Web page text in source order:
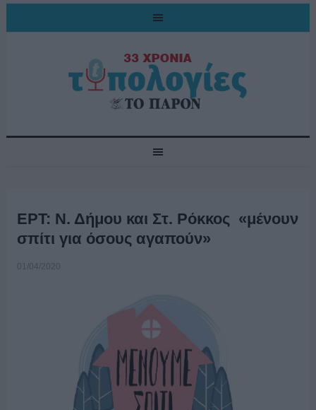
ΕΡΤ: Ν. Δήμου και Στ. Ρόκκος «μένουν
σπίτι για όσους αγαπούν»
01/04/2020